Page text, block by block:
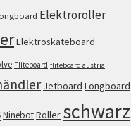
Elektroroller
Elektroskateboard
Fliteboard fliteboard austria
Jetboard Longboard
NinebotRoller schwarz